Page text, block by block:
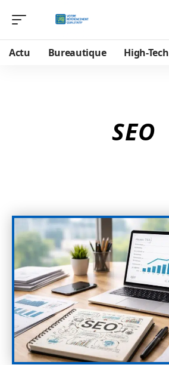
Actu Bureautique High-Tech
SEO